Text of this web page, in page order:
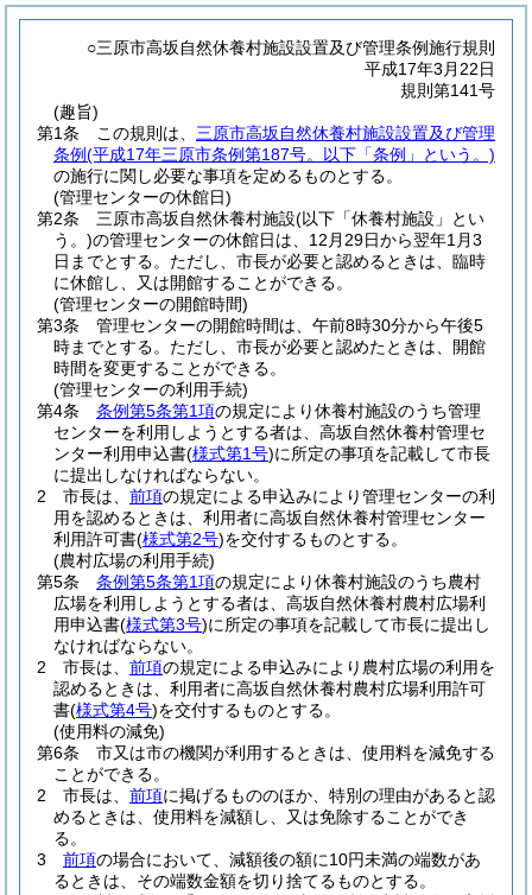
○三原市高坂自然休養村施設設置及び管理条例施行規則
平成17年3月22日
規則第141号
(趣旨)
第1条
この規則は、 三原市高坂自然休養村施設設置及び管理
条例(平成17年三原市条例第187号。以下「条例」という。)
の施行に関し必要な事項を定めるものとする。
(管理センターの休館日)
第2条
三原市高坂自然休養村施設(以下「休養村施設」とい
う。)の管理センターの休館日は、12月29日から翌年1月3
日までとする。 ただし、市長が必要と認めるときは、臨時
に休館し、又は開館することができる。
(管理センターの開館時間)
第3条
管理センターの開館時間は、午前8時30分から午後5
時までとする。 ただし、市長が必要と認めたときは、開館
時間を変更することができる。
(管理センターの利用手続)
第4条
条例第5条第1項の規定により休養村施設のうち管理
センターを利用しようとする者は、高坂自然休養村管理セ
ンター利用申込書(様式第1号)に所定の事項を記載して市長
に提出しなければならない。
2
市長は、 前項の規定による申込みにより管理センターの利
用を認めるときは、利用者に高坂自然休養村管理センター
利用許可書(様式第2号)を交付するものとする。
(農村広場の利用手続)
第5条
条例第5条第1項の規定により休養村施設のうち農村
広場を利用しようとする者は、高坂自然休養村農村広場利
用申込書(様式第3号)に所定の事項を記載して市長に提出し
なければならない。
2
市長は、 前項の規定による申込みにより農村広場の利用を
認めるときは、利用者に高坂自然休養村農村広場利用許可
書(様式第4号)を交付するものとする。
(使用料の減免)
第6条
市又は市の機関が利用するときは、使用料を減免する
ことができる。
2
市長は、 前項に掲げるもののほか、特別の理由があると認
めるときは、使用料を減額し、又は免除することができ
る。
3
前項の場合において、減額後の額に10円未満の端数があ
るときは、その端数金額を切り捨てるものとする。